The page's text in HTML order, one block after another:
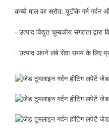
कच्चे माल का स्रोत: यूटीके गर्म गर्दन
· उत्पाद विद्युत चुम्बकीय संगतता
· उत्पाद अपने लंबे सेवा समय के लिए